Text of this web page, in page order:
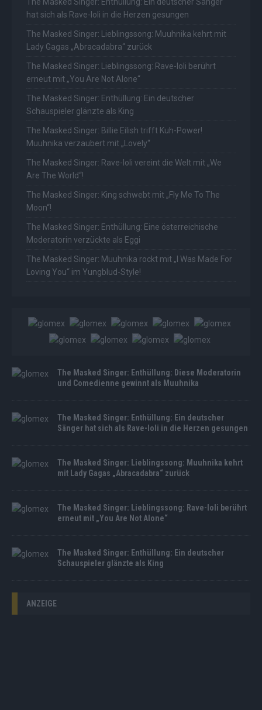
hat sich als Rave-Ioli in die Herzen gesungen
The Masked Singer: Lieblingssong: Muuhnika kehrt mit
Lady Gagas „Abracadabra“ zurück
The Masked Singer: Lieblingssong: Rave-Ioli berührt
erneut mit „You Are Not Alone“
The Masked Singer: Enthüllung: Ein deutscher
Schauspieler glänzte als King
The Masked Singer: Billie Eilish trifft Kuh-Power!
Muuhnika verzaubert mit „Lovely“
The Masked Singer: Rave-Ioli vereint die Welt mit „We
Are The World“!
The Masked Singer: King schwebt mit „Fly Me To The
Moon“!
The Masked Singer: Enthüllung: Eine österreichische
Moderatorin verzückte als Eggi
The Masked Singer: Muuhnika rockt mit „I Was Made For
Loving You“ im Yungblud-Style!
The Masked Singer: Enthüllung: Diese Moderatorin
und Comedienne gewinnt als Muuhnika
The Masked Singer: Enthüllung: Ein deutscher
Sänger hat sich als Rave-Ioli in die Herzen gesungen
The Masked Singer: Lieblingssong: Muuhnika kehrt
mit Lady Gagas „Abracadabra“ zurück
The Masked Singer: Lieblingssong: Rave-Ioli berührt
erneut mit „You Are Not Alone“
The Masked Singer: Enthüllung: Ein deutscher
Schauspieler glänzte als King
ANZEIGE